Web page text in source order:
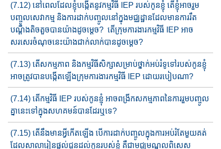
(7.12) នៅពេលដែលខ្ញុំបង្កើតនូវកម្មវិធី IEP​ របស់កូនខ្ញុំ តើខ្ញុំអាចរួម​
បញ្ចូល​​សេវាកម្ម និង​ការ​ដាក់​បញ្ចូល​នៅក្នុង​មជ្ឈដ្ឋាន​ដែលមានការ​រឹត
បណ្ដឹងតិចតួចបានយ៉ាង​ដូចម្តេច​? តើក្រុមការងារ​កម្មវិធី IEP អាច​
សរសេរចំណុចនេះ​យ៉ាង​​ជាក់លាក់បាន​​ដូចម្តេច​?
(7.13) តើសកម្មភាព និងកម្មវិធីសិក្សា​សម្រាប់​ថ្នាក់​​អប់រំទូទៅ​របស់កូន​ខ្ញុំ
អាចត្រូវបាន​បង្កើត​ឡើង​ក្រុមការងារ​កម្មវិធី IEP ដោយរបៀបណា?
(7.14) តើកម្មវិធី IEP របស់កូនខ្ញុំ អាចពង្រីកសកម្មភាពនៃការរួមបញ្ចូល​
គ្នា​នេះ​​ទៅ​ក្នុង​សហគមន៍​​​បានដែរ​ឬទេ?
(7.15) តើនឹងមានអ្វីកើតឡើង បើការដាក់បញ្ចូលក្នុងការអប់រំតែ​មួយ​គត់​
ដែល​សាលារៀនផ្តល់ជូន​ដល់កូន​របស់​ខ្ញុំ គឺ​ជាមជ្ឈ​ម​ណ្ឌ​ល​ពិសេ​ស​